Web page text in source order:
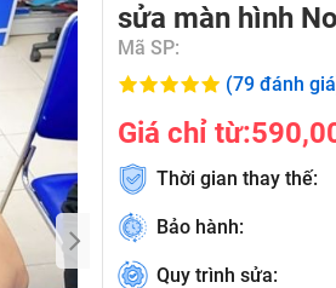
sửa màn hình
Mã SP:
(79 đánh
Giá chỉ từ:
Thời gian thay thế:
Bảo hành:
Quy trình sửa: